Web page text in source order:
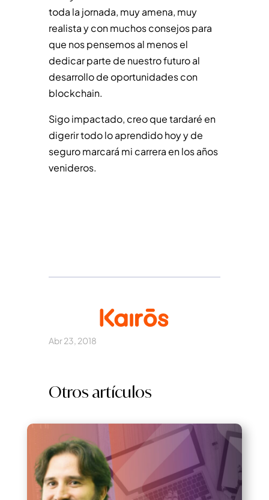
toda la jornada, muy amena, muy
realista y con muchos consejos para
que nos pensemos al menos el
dedicar parte de nuestro futuro al
desarrollo de oportunidades con
blockchain.
Sigo impactado, creo que tardaré en
digerir todo lo aprendido hoy y de
seguro marcará mi carrera en los años
venideros.
Abr 23, 2018
Otros artículos